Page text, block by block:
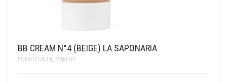
BB CREAM N°4 (BEIGE) LA SAPONARIA
FONDOTINTA, MAKEUP